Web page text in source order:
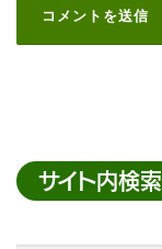
サイト内検索